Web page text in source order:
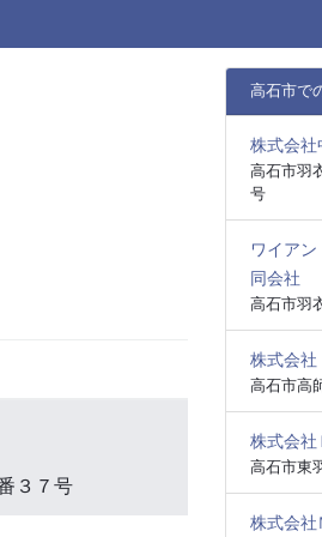
３７号
高石市で
株式会社
高石市羽
号
ワイア
同会社
高石市羽
株式会社
高石市高
株式会社
高石市東
株式会社